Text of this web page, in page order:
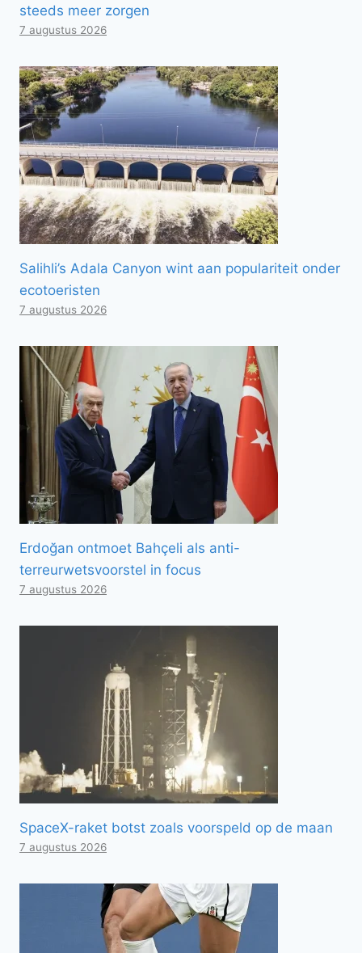
steeds meer zorgen
7 augustus 2026
Salihli’s Adala Canyon wint aan populariteit onder
ecotoeristen
7 augustus 2026
Erdoğan ontmoet Bahçeli als anti-
terreurwetsvoorstel in focus
7 augustus 2026
SpaceX-raket botst zoals voorspeld op de maan
7 augustus 2026